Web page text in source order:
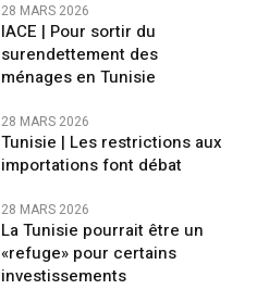
28 MARS 2026
IACE | Pour sortir du
surendettement des
ménages en Tunisie
28 MARS 2026
Tunisie | Les restrictions aux
importations font débat
28 MARS 2026
La Tunisie pourrait être un
«refuge» pour certains
investissements